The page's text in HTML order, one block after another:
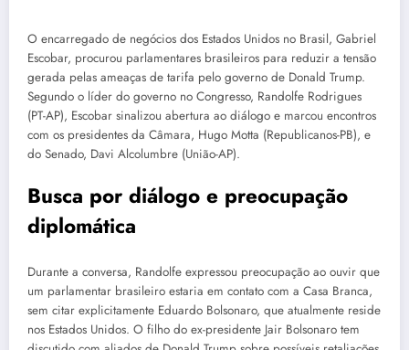
O encarregado de negócios dos Estados Unidos no Brasil, Gabriel
Escobar, procurou parlamentares brasileiros para reduzir a tensão
gerada pelas ameaças de tarifa pelo governo de Donald Trump.
Segundo o líder do governo no Congresso, Randolfe Rodrigues
(PT-AP), Escobar sinalizou abertura ao diálogo e marcou encontros
com os presidentes da Câmara, Hugo Motta (Republicanos-PB), e
do Senado, Davi Alcolumbre (União-AP).
Busca por diálogo e preocupação
diplomática
Durante a conversa, Randolfe expressou preocupação ao ouvir que
um parlamentar brasileiro estaria em contato com a Casa Branca,
sem citar explicitamente Eduardo Bolsonaro, que atualmente reside
nos Estados Unidos. O filho do ex-presidente Jair Bolsonaro tem